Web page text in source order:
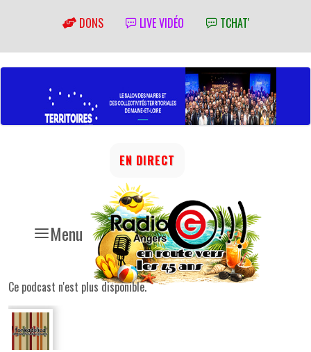
DONS LIVE VIDÉO TCHAT'
Menu
EN DIRECT
Ce podcast n'est plus disponible.